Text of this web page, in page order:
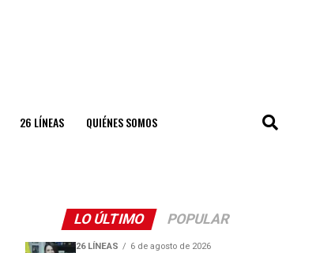
26 LÍNEAS QUIÉNES SOMOS
LO ÚLTIMO POPULAR
26 LÍNEAS 6 de agosto de 2026